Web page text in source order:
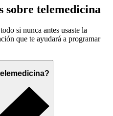
sobre telemedicina
si nunca antes usaste la
que te ayudará a programar